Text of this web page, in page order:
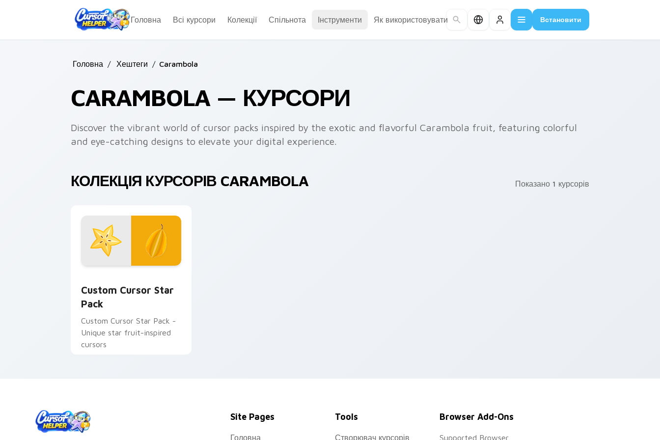
Головна
Всі курсори Колекції Спільнота Інструменти Як використовувати Встановити
Головна / Хештеги / Carambola
CARAMBOLA — КУРСОРИ
Discover the vibrant world of cursor packs inspired by the exotic and flavorful Carambola fruit, featuring colorful
and eye-catching designs to elevate your digital experience.
КОЛЕКЦІЯ КУРСОРІВ CARAMBOLA Показано 1 курсорів
Custom Cursor Star
Pack
Custom Cursor Star Pack -
Unique star fruit-inspired
cursors
Site Pages
Головна
Tools
Створювач курсорів
Browser Add-Ons
Supported Browser